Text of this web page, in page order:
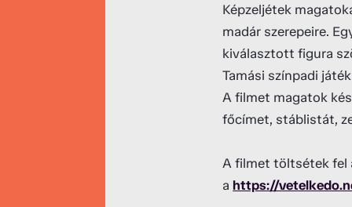
Képzeljétek
madár szerepeire.
kiválasztott figura
Tamási színpadi
A filmet magatok
főcímet, stáblistát,
A filmet töltsétek fel
a https://